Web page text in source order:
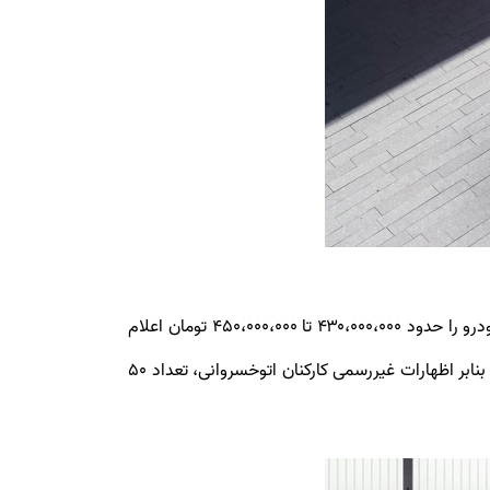
دوشنبه ۱۵ بهمن‌ ۱۳۹۷، مجموعه اتوخسروانی در یک مراسمی رسمی، دوباره بورگوارد BX5 را رونمایی کرد و قیمت نهایی این خودرو را حدود ۴۳۰،۰۰۰،۰۰۰ تا ۴۵۰،۰۰۰،۰۰۰ تومان اعلام
کرد. خریداران این آلمانی تازه وارد می‌توانند با پیش‌پرداخت یورمی 170 میلیون تومان در طرح فروش بورگوارد BX5 شرکت کنند. بنابر اظهارات غیررسمی کارکنان اتوخسروانی، تعداد ۵۰